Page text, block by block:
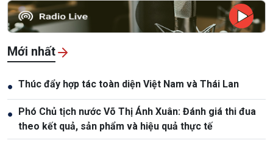
Mới nhất
● Thúc đẩy hợp tác toàn diện Việt Nam và Thái Lan
● Phó Chủ tịch nước Võ Thị Ánh Xuân: Đánh giá thi đua
theo kết quả, sản phẩm và hiệu quả thực tế